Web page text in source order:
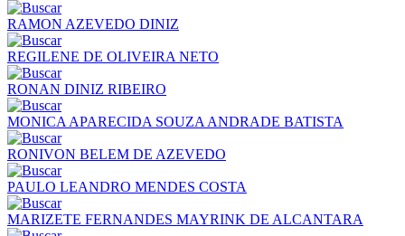
RAMON AZEVEDO DINIZ
REGILENE DE OLIVEIRA NETO
RONAN DINIZ RIBEIRO
MONICA APARECIDA SOUZA ANDRADE BATISTA
RONIVON BELEM DE AZEVEDO
PAULO LEANDRO MENDES COSTA
MARIZETE FERNANDES MAYRINK DE ALCANTARA